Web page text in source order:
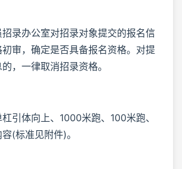
录办公室对招录对象提交的报名信
审，确定是否具备报名资格。对提
，一律取消招录资格。
引体向上、1000米跑、100米跑、
(标准见附件)。